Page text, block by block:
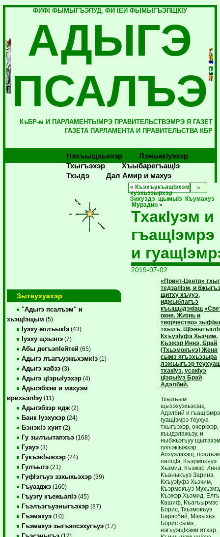
ФИФI ФЫМЫГЪЭПУД, ФИ IЕЙ ФЫМЫГЪЭПЩКIУ
АДЫГЭ
ПСАЛЪЭ
КъБР-м И ПАРЛАМЕНТЫМРЭ ПРАВИТЕЛЬСТВЭМРЭ Я ГАЗЕТ
ГАЗЕТА ПАРЛАМЕНТА И ПРАВИТЕЛЬСТВА КБР
Нэхъыщхьэхэр
Лэжьакlуэхэр
Тхыгъэхэр
Хъыбарегъащlэ
Тхыдэ
Дал Амир и махуэ
Зытеухуахэр
"Адыгэ псалъэм" и
хьэщIэщым (5)
Iуэху еплъыкIэ (43)
Iуэху щхьэпэ (7)
Абы дегъэпIейтей (65)
Адыгэ лъагъуэжьхэмкIэ (1)
Адыгэ хабзэ (3)
Адыгэ цIэрыIуэхэр (4)
Адыгэбзэм и махуэм
ирихьэлIэу (11)
Адыгэбзэр ядж (2)
Банк Iуэхухэр (24)
БэнэкIэ хуит (2)
Гу зылъытапхъэ (168)
Гуауэ (3)
ГукъэкIыжхэр (24)
Гулъытэ (21)
ГуфIэгъуэ зэхыхьэхэр (39)
Гъуазджэ (160)
Гъуэгу къежьапIэ (45)
Гъэлъэгъуэныгъэхэр (87)
Гъэмахуэ (10)
Гъэмахуэ зыгъэпсэхугъуэ (17)
(12)
« КъэхъукъащIэхэм
хуэхьэзырхэр
Зихуэдэ щымыIэ Къумахуэ
Мурадин »
ТхакIуэм и
гъащIэмрэ
и
2019-07-02
«Принт-Центр»
тедзапIэм, и
щитху хъууэ,
иджыблагъэ
къыщыдэкIащ
окне. Жизнь и
творчество»
тхылъ.
КхъуэIуфэ Хьэчим,
Къэжэр Иннэ, Брай
(Тхьэмокъуэ) Женя
сымэ ягъэхьэзыра
лэжьыгъэр
тхакIуэ, усакIуэ
цIэрыIуэ Брай
Адэлбий.
Тхылъым
щызэхуэхьэсащ
Адэлбий и гъащIэмрэ
гуащIэмрэ теухуа
тхыгъэхэр, очеркхэр,
къыдэлажьэу, и
ныбжьэгъуу
гукъэкIыжхэр.
Апхуэдэхэщ,
папщIэ, Къэрмокъуэ
Хьэмид, Къэжэр
Къаныкъуэ Заринэ,
КхъуэIуфэ Хьэчим,
Къэрмокъуэ
Къэжэр Хьэмид,
Кашиф, Къагъырмэс
Борис, Тхьэмокъуэ
Барэсбий, Мэзыхьэ
Борис сымэ,
нэгъуэщIхэми ятхар.